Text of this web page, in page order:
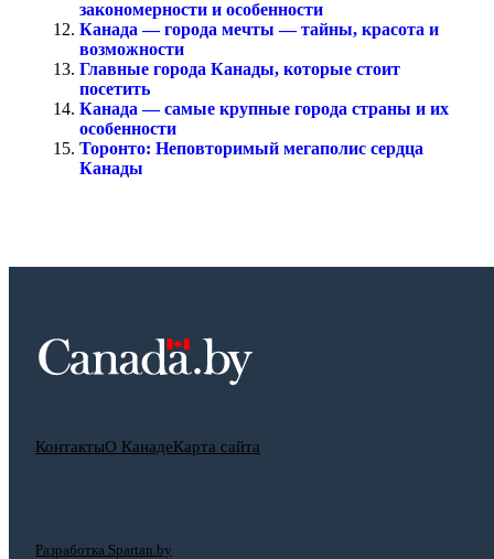
закономерности и особенности
Канада — города мечты — тайны, красота и
возможности
Главные города Канады, которые стоит
посетить
Канада — самые крупные города страны и их
особенности
Торонто: Неповторимый мегаполис сердца
Канады
КонтактыО КанадеКарта сайта
Разработка Spartan.by